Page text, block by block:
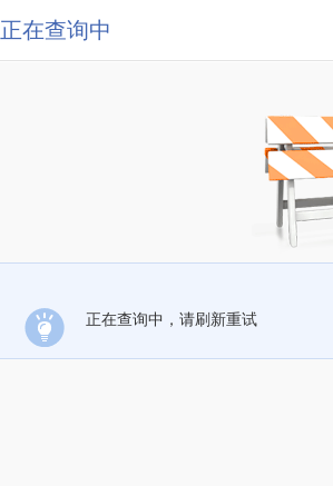
正在查询中
正在查询中，请刷新重试